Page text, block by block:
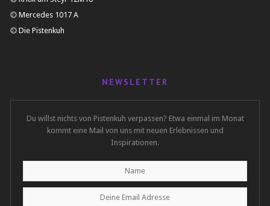
Mercedes 1017 A
Die Pistenkuh
NEWSLETTER
Du willst nichts von Pistenkuh verpassen? Etwa einmal im Monat
kommt eine Mail von uns mit neuen Erlebnissen und
Inspirationen.